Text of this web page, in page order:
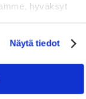
hyväksyt
Näytä tiedot